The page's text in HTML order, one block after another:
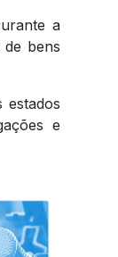
a
bens
estados
e